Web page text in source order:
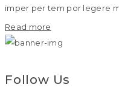
imper per tem por legere
Read more
Follow Us